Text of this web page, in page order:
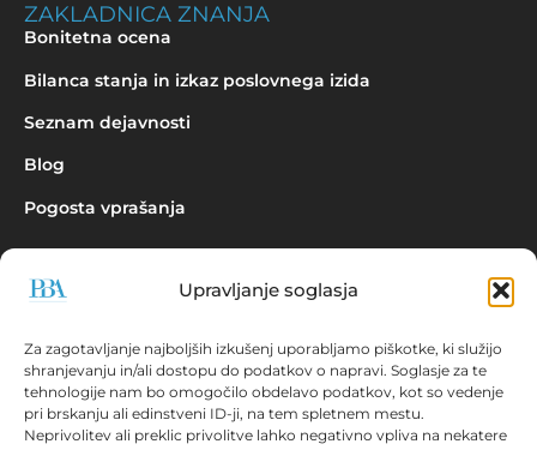
Upravljanje soglasja
Za zagotavljanje najboljših izkušenj uporabljamo piškotke, ki služijo
shranjevanju in/ali dostopu do podatkov o napravi. Soglasje za te
tehnologije nam bo omogočilo obdelavo podatkov, kot so vedenje
pri brskanju ali edinstveni ID-ji, na tem spletnem mestu.
Neprivolitev ali preklic privolitve lahko negativno vpliva na nekatere
ZAKLADNICA ZNANJA
Bonitetna ocena
Bilanca stanja in izkaz poslovnega izida
Seznam dejavnosti
Blog
Pogosta vprašanja
Povpraševanje